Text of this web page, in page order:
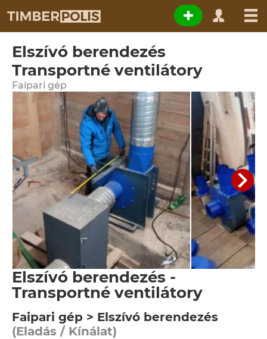
Elszívó berendezés
Transportné ventilátory
Faipari gép
Elszívó berendezés -
Transportné ventilátory
Faipari gép > Elszívó berendezés
(Eladás / Kínálat)